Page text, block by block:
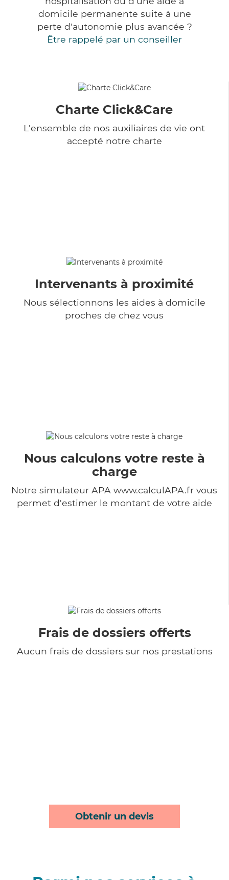
domicile permanente suite à une
perte d'autonomie plus avancée ?
Être rappelé par un conseiller
Charte Click&Care
L'ensemble de nos auxiliaires de vie ont
accepté notre charte
Intervenants à proximité
Nous sélectionnons les aides à domicile
proches de chez vous
Nous calculons votre reste à
charge
Notre simulateur APA www.calculAPA.fr vous
permet d'estimer le montant de votre aide
Frais de dossiers offerts
Aucun frais de dossiers sur nos prestations
Obtenir un devis